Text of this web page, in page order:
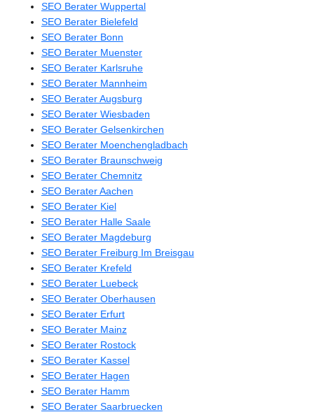
SEO Berater Wuppertal
SEO Berater Bielefeld
SEO Berater Bonn
SEO Berater Muenster
SEO Berater Karlsruhe
SEO Berater Mannheim
SEO Berater Augsburg
SEO Berater Wiesbaden
SEO Berater Gelsenkirchen
SEO Berater Moenchengladbach
SEO Berater Braunschweig
SEO Berater Chemnitz
SEO Berater Aachen
SEO Berater Kiel
SEO Berater Halle Saale
SEO Berater Magdeburg
SEO Berater Freiburg Im Breisgau
SEO Berater Krefeld
SEO Berater Luebeck
SEO Berater Oberhausen
SEO Berater Erfurt
SEO Berater Mainz
SEO Berater Rostock
SEO Berater Kassel
SEO Berater Hagen
SEO Berater Hamm
SEO Berater Saarbruecken